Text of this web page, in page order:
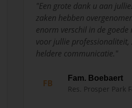
"Een grote dank u aan
zaken hebben
enorm verschil in de
voor jullie professionaliteit,
heldere communicatie."
FB Fam. Boebaert
Res. Prosper Park